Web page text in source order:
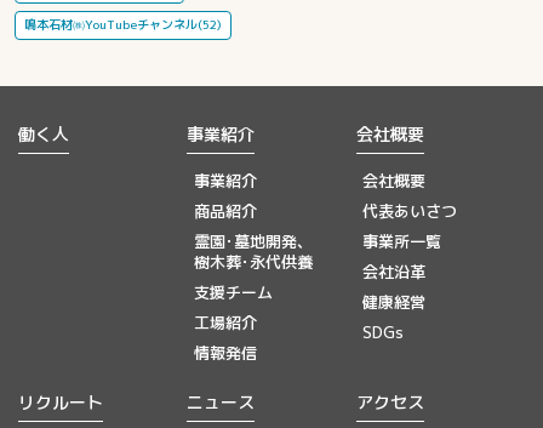
鳴本石材㈱YouTubeチャンネル(52)
働く人 事業紹介
事業紹介
商品紹介
霊園･墓地開発、
樹木葬･永代供養
支援チーム
工場紹介
情報発信
会社概要
会社概要
代表あいさつ
事業所一覧
会社沿革
健康経営
SDGs
リクルート ニュース アクセス